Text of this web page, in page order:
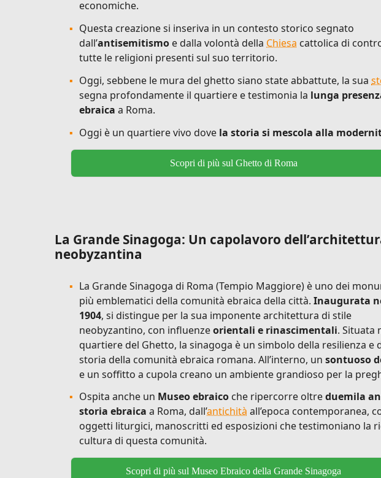
economiche.
Questa creazione si inseriva in un contesto storico segnato
dall’antisemitismo e dalla volontà della Chiesa cattolica di
tutte le religioni presenti sul suo territorio.
Oggi, sebbene le mura del ghetto siano state abbattute, la sua
segna profondamente il quartiere e testimonia la lunga
ebraica a Roma.
Oggi è un quartiere vivo dove la storia si mescola alla
Scopri di più sul Ghetto di Roma
La Grande Sinagoga: Un capolavoro
neobyzantina
La Grande Sinagoga di Roma (Tempio Maggiore) è uno dei
più emblematici della comunità ebraica della città. Inaugurata
1904, si distingue per la sua imponente architettura di stile
neobyzantino, con influenzeorientali e rinascimentali. Situata
quartiere del Ghetto, la sinagoga è un simbolo della resilienza e
storia della comunità ebraica romana. All’interno, un sontuoso
e un soffitto a cupola creano un ambiente grandioso per la
Ospita anche un Museo ebraico che ripercorre oltreduemila
storia ebraica a Roma, dall’antichità all’epoca contemporanea,
oggetti liturgici, manoscritti ed esposizioni che testimoniano la
cultura di questa comunità.
Scopri di più sul Museo Ebraico della Grande Sinagoga